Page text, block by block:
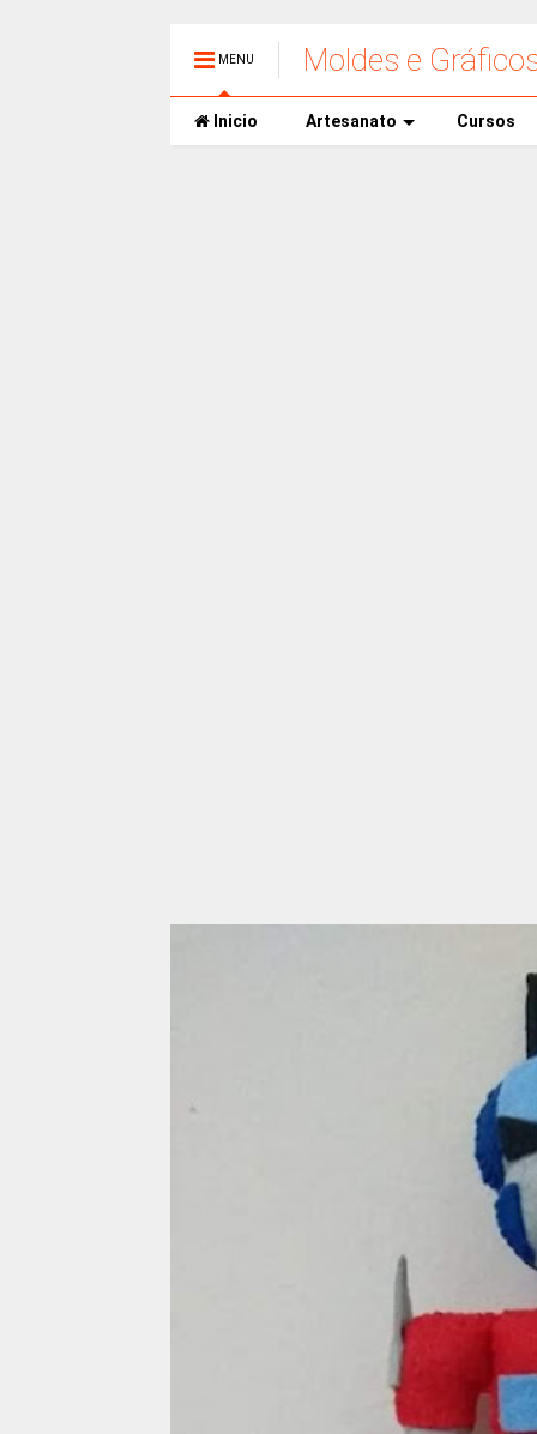
MENU Moldes e
Inicio Artesanato Cursos